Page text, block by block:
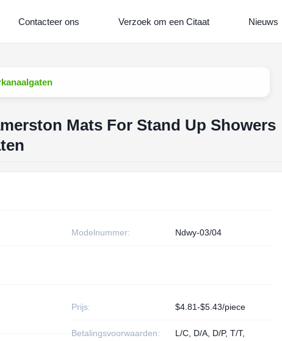
Contacteer ons Verzoek om een Citaat Nieuws
Mats For Stand Up Showers
Modelnummer: Ndwy-03/04
Prijs: $4.81-$5.43/piece
Betalingsvoorwaarden:
L/C, D/A, D/P, T/T,